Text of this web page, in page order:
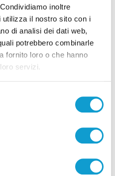
inoltre
utilizza il nostro sito con i
di analisi dei dati web,
potrebbero combinarle
fornito loro o che hanno
servizi.